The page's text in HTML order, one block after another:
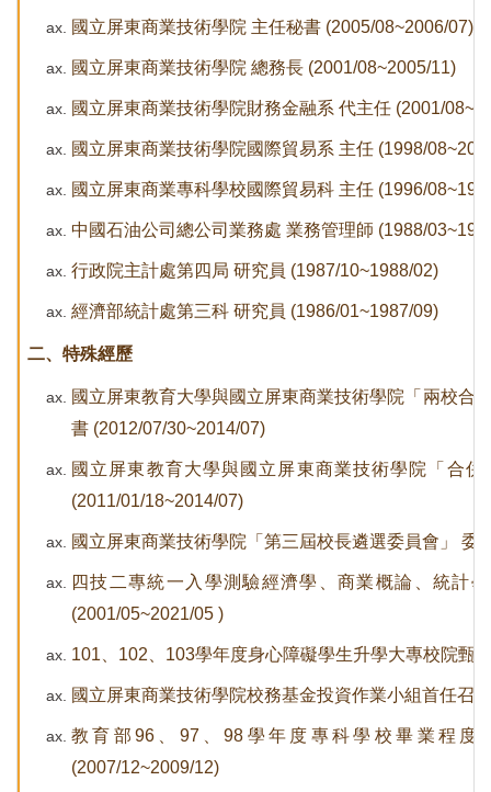
國立屏東商業技術學院 主任秘書 (2005/08~2006/07)
國立屏東商業技術學院 總務長 (2001/08~2005/11)
國立屏東商業技術學院財務金融系 代主任 (2001/
國立屏東商業技術學院國際貿易系 主任 (1998/
國立屏東商業專科學校國際貿易科 主任 (1996/
中國石油公司總公司業務處 業務管理師 (1988/
行政院主計處第四局 研究員 (1987/10~1988/02)
經濟部統計處第三科 研究員 (1986/01~1987/09)
二、特殊經歷
國立屏東教育大學與國立屏東商業技術學院「兩校合
書 (2012/07/30~2014/07)
國立屏東教育大學與國立屏東商業技術學院
(2011/01/18~2014/07)
國立屏東商業技術學院「第三屆校長遴選委員會」 委
四技二專統一入學測驗經濟學、商業概論、統計
(2001/05~2021/05 )
101 、102、103學年度身心障礙學生升學大專校院甄
國立屏東商業技術學院校務基金投資作業小組首任召
教育部96、97、98學年度專科學校畢業程度
(2007/12~2009/12)